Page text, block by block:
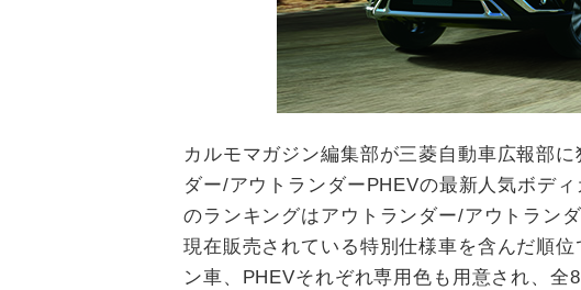
カルモマガジン編集部が三菱自動車広報部
ダー/アウトランダーPHEVの最新人気ボデ
のランキングはアウトランダー/アウトラン
現在販売されている特別仕様車を含んだ順
ン車、PHEVそれぞれ専用色も用意され、全